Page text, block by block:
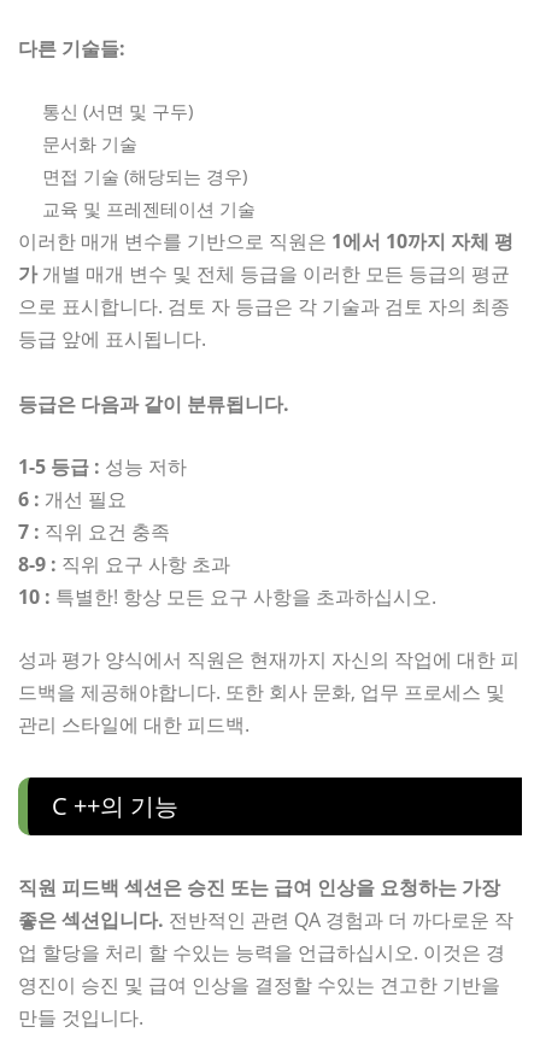
다른 기술들:
통신 (서면 및 구두)
문서화 기술
면접 기술 (해당되는 경우)
교육 및 프레젠테이션 기술
이러한 매개 변수를 기반으로 직원은 1에서 10까지 자체 평
가개별 매개 변수 및 전체 등급을 이러한 모든 등급의 평균
으로 표시합니다. 검토 자 등급은 각 기술과 검토 자의 최종
등급 앞에 표시됩니다.
등급은 다음과 같이 분류됩니다.
1-5 등급 : 성능 저하
6 : 개선 필요
7 : 직위 요건 충족
8-9 : 직위 요구 사항 초과
10 : 특별한! 항상 모든 요구 사항을 초과하십시오.
성과 평가 양식에서 직원은 현재까지 자신의 작업에 대한 피
드백을 제공해야합니다. 또한 회사 문화, 업무 프로세스 및
관리 스타일에 대한 피드백.
C ++의 기능
직원 피드백 섹션은 승진 또는 급여 인상을 요청하는 가장
좋은 섹션입니다. 전반적인 관련 QA 경험과 더 까다로운 작
업 할당을 처리 할 수있는 능력을 언급하십시오. 이것은 경
영진이 승진 및 급여 인상을 결정할 수있는 견고한 기반을
만들 것입니다.